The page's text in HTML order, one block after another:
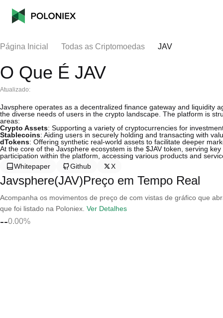
Página Inicial Todas as Criptomoedas JAV
O Que É JAV
Atualizado:
Javsphere operates as a decentralized finance gateway and liquidity
the diverse needs of users in the crypto landscape. The platform is
areas:
Crypto Assets: Supporting a variety of cryptocurrencies for
Stablecoins: Aiding users in securely holding and transacting with
dTokens: Offering synthetic real-world assets to facilitate deeper
At the core of the Javsphere ecosystem is the $JAV token, serving
participation within the platform, accessing various products and
Whitepaper
Github X
Javsphere(JAV)Preço em Tempo Real
Acompanha os movimentos de preço de com vistas de gráfico que
que foi listado na Poloniex. Ver Detalhes
--0.00%